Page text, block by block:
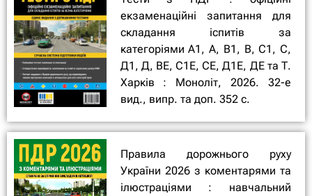
екзаменаційні запитання для
складання іспитів за
категоріями А1, А, В1, В, С1, С,
Д1, Д, ВЕ, С1Е, СЕ, Д1Е, ДЕ та Т.
Харків : Моноліт, 2026. 32-е
вид., випр. та доп. 352 с.
Правила дорожнього руху
України 2026 з коментарями та
ілюстраціями : навчальний